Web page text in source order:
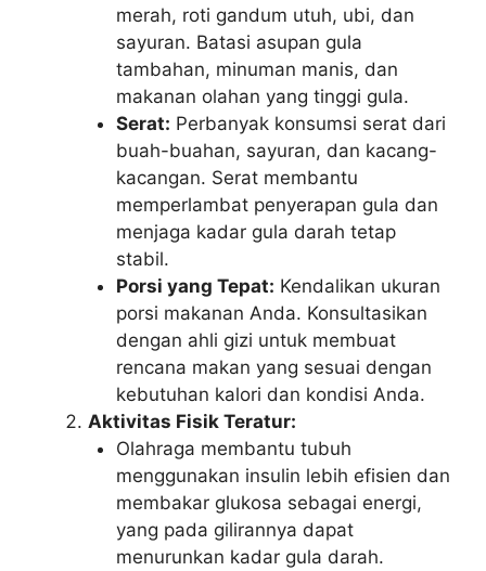
merah, roti gandum utuh, ubi, dan
sayuran. Batasi asupan gula
tambahan, minuman manis, dan
makanan olahan yang tinggi gula.
Serat: Perbanyak konsumsi serat dari
buah-buahan, sayuran, dan kacang-
kacangan. Serat membantu
memperlambat penyerapan gula dan
menjaga kadar gula darah tetap
stabil.
Porsi yang Tepat: Kendalikan ukuran
porsi makanan Anda. Konsultasikan
dengan ahli gizi untuk membuat
rencana makan yang sesuai dengan
kebutuhan kalori dan kondisi Anda.
Aktivitas Fisik Teratur:
Olahraga membantu tubuh
menggunakan insulin lebih efisien dan
membakar glukosa sebagai energi,
yang pada gilirannya dapat
menurunkan kadar gula darah.